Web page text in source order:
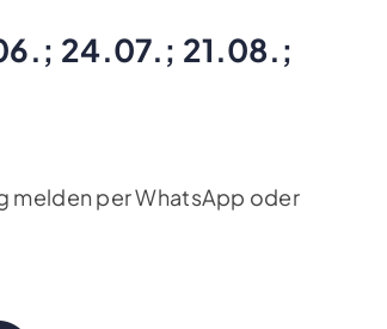
24.07.; 21.08.;
melden per WhatsApp oder